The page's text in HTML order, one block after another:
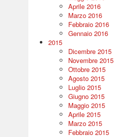
Aprile 2016
Marzo 2016
Febbraio 2016
Gennaio 2016
2015
Dicembre 2015
Novembre 2015
Ottobre 2015
Agosto 2015
Luglio 2015
Giugno 2015
Maggio 2015
Aprile 2015
Marzo 2015
Febbraio 2015